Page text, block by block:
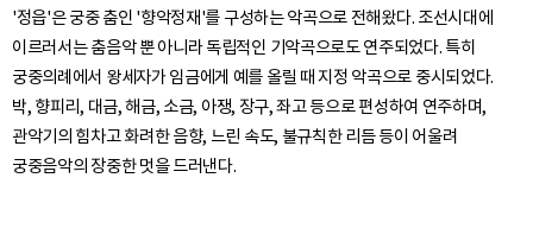
'정읍'은 궁중 춤인 '향악정재'를 구성하는 악곡으로 전해왔다. 조선시대에
이르러서는 춤음악 뿐 아니라 독립적인 기악곡으로도 연주되었다. 특히
궁중의례에서 왕세자가 임금에게 예를 올릴 때 지정 악곡으로 중시되었다.
박, 향피리, 대금, 해금, 소금, 아쟁, 장구, 좌고 등으로 편성하여 연주하며,
관악기의 힘차고 화려한 음향, 느린 속도, 불규칙한 리듬 등이 어울려